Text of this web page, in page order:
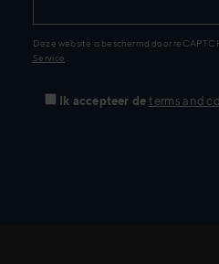
Deze website is beschermd door
Service
Ik accepteer de terms and